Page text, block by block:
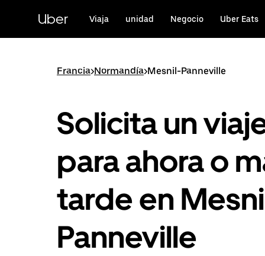
contenido
principal
Uber Viaja unidad Negocio Uber Eats
Francia>Normandía>Mesnil-Panneville
Solicita un
para ahora o
tarde en
Panneville